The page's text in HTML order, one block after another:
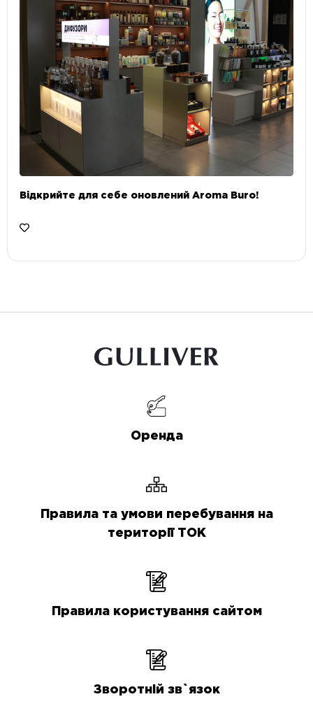
Відкрийте для себе оновлений Aroma Buro! ⠀
Оренда
Правила та умови перебування на
території ТОК
Правила користування сайтом
Зворотній зв`язок